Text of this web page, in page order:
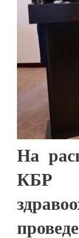
На
КБР